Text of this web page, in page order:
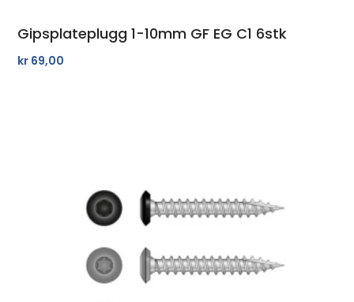
Gipsplateplugg 1-10mm GF EG C1 6stk
kr 69,00